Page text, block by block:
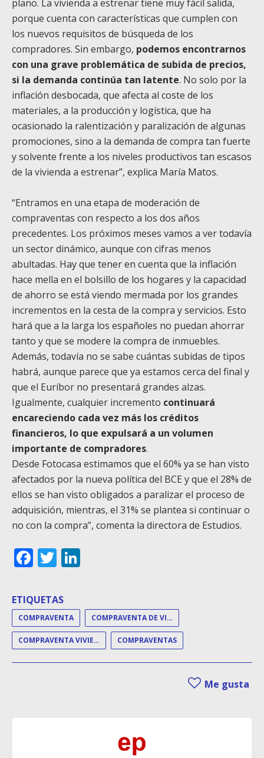
plano. La vivienda a estrenar tiene muy fácil salida,
porque cuenta con características que cumplen con
los nuevos requisitos de búsqueda de los
compradores. Sin embargo, podemos encontrarnos
con una grave problemática de subida de precios,
si la demanda continúa tan latente. No solo por la
inflación desbocada, que afecta al coste de los
materiales, a la producción y logística, que ha
ocasionado la ralentización y paralización de algunas
promociones, sino a la demanda de compra tan fuerte
y solvente frente a los niveles productivos tan escasos
de la vivienda a estrenar”, explica María Matos.
“Entramos en una etapa de moderación de
compraventas con respecto a los dos años
precedentes. Los próximos meses vamos a ver todavía
un sector dinámico, aunque con cifras menos
abultadas. Hay que tener en cuenta que la inflación
hace mella en el bolsillo de los hogares y la capacidad
de ahorro se está viendo mermada por los grandes
incrementos en la cesta de la compra y servicios. Esto
hará que a la larga los españoles no puedan ahorrar
tanto y que se modere la compra de inmuebles.
Además, todavía no se sabe cuántas subidas de tipos
habrá, aunque parece que ya estamos cerca del final y
que el Euríbor no presentará grandes alzas.
Igualmente, cualquier incremento continuará
encareciendo cada vez más los créditos
financieros, lo que expulsará a un volumen
importante de compradores.
Desde Fotocasa estimamos que el 60% ya se han visto
afectados por la nueva política del BCE y que el 28% de
ellos se han visto obligados a paralizar el proceso de
adquisición, mientras, el 31% se plantea si continuar o
no con la compra”, comenta la directora de Estudios.
Facebook
Twitter
ETIQUETAS
COMPRAVENTA COMPRAVENTA DE VIVIENDAS
COMPRAVENTA VIVIENDA COMPRAVENTAS
Me gusta